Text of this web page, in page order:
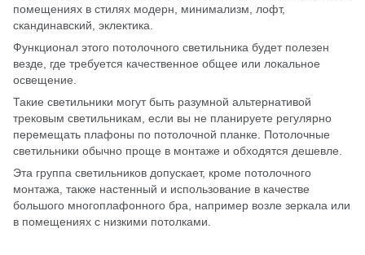
помещениях в стилях модерн, минимализм, лофт,
скандинавский, эклектика.
Функционал этого потолочного светильника будет полезен
везде, где требуется качественное общее или локальное
освещение.
Такие светильники могут быть разумной альтернативой
трековым светильникам, если вы не планируете регулярно
перемещать плафоны по потолочной планке. Потолочные
светильники обычно проще в монтаже и обходятся дешевле.
Эта группа светильников допускает, кроме потолочного
монтажа, также настенный и использование в качестве
большого многоплафонного бра, например возле зеркала или
в помещениях с низкими потолками.